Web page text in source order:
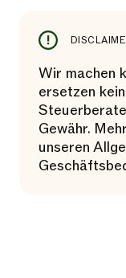
Wir machen
ersetzen
Gewähr.
unseren